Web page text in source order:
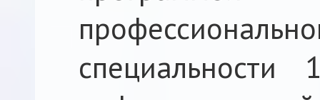
специальности